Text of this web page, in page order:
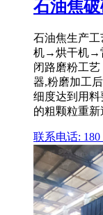
石油焦
石油焦生产
机→烘干机→
闭路磨粉工
器,粉磨加工
细度达到用
的粗颗粒重新
联系电话: 180